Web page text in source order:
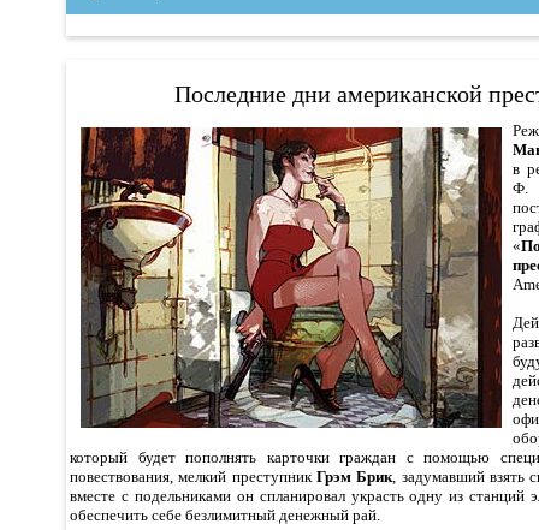
Последние дни американской
в
Ф.
«
который будет пополнять карточки граждан с помощью
повествования, мелкий преступник Грэм Брик, задумавший взять
вместе с подельниками он спланировал украсть одну из станций
обеспечить себе безлимитный денежный рай.